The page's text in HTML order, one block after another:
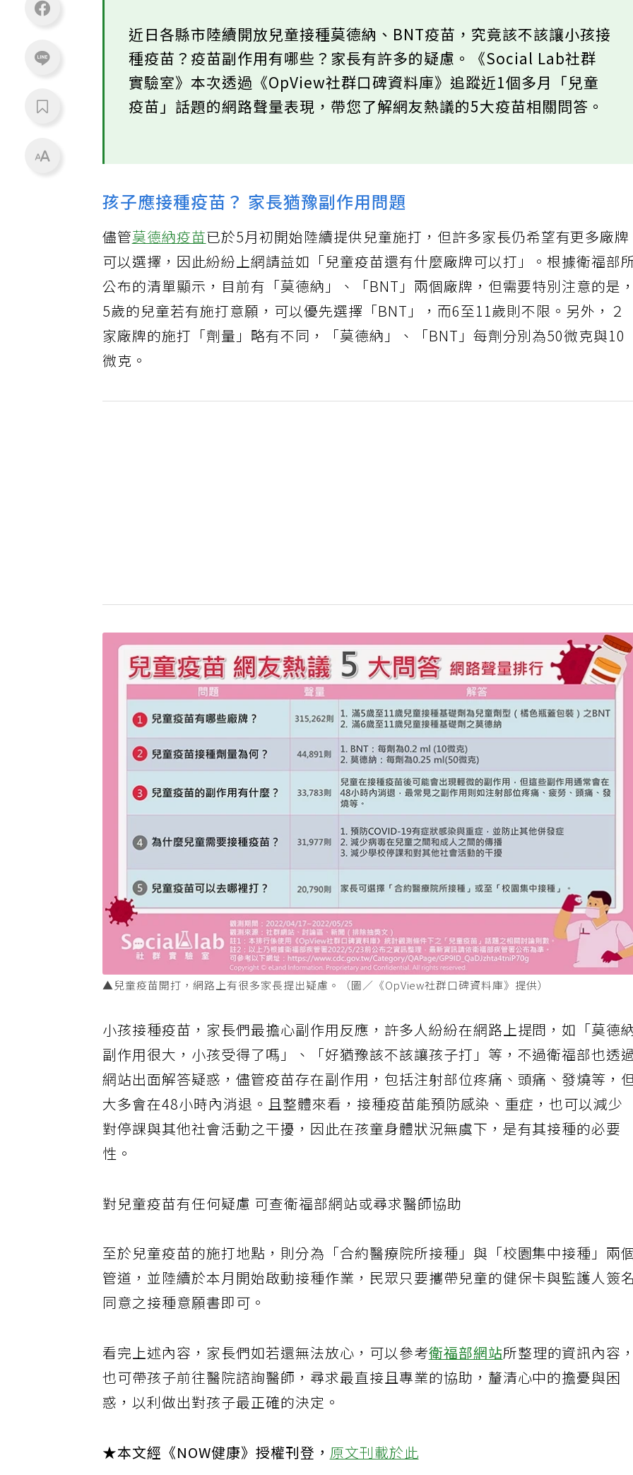
近日各縣市陸續開放兒童接種莫德納、BNT疫苗，究竟該不該讓小孩接
種疫苗？疫苗副作用有哪些？家長有許多的疑慮。《Social Lab社群
實驗室》本次透過《OpView社群口碑資料庫》追蹤近1個多月「兒童
疫苗」話題的網路聲量表現，帶您了解網友熱議的5大疫苗相關問答。
孩子應接種疫苗？ 家長猶豫副作用問題
儘管莫德納疫苗已於5月初開始陸續提供兒童施打，但許多家長仍希望有更多廠牌
可以選擇，因此紛紛上網請益如「兒童疫苗還有什麼廠牌可以打」。根據衛福部所
公布的清單顯示，目前有「莫德納」、「BNT」兩個廠牌，但需要特別注意的是，
5歲的兒童若有施打意願，可以優先選擇「BNT」，而6至11歲則不限。另外，２
家廠牌的施打「劑量」略有不同，「莫德納」、「BNT」每劑分別為50微克與10
微克。
▲兒童疫苗開打，網路上有很多家長提出疑慮。（圖／《OpView社群口碑資料庫》提供）
小孩接種疫苗，家長們最擔心副作用反應，許多人紛紛在網路上提問，如「莫德
副作用很大，小孩受得了嗎」、「好猶豫該不該讓孩子打」等，不過衛福部也透
網站出面解答疑惑，儘管疫苗存在副作用，包括注射部位疼痛、頭痛、發燒等，
大多會在48小時內消退。且整體來看，接種疫苗能預防感染、重症，也可以減少
對停課與其他社會活動之干擾，因此在孩童身體狀況無虞下，是有其接種的必要
性。
對兒童疫苗有任何疑慮 可查衛福部網站或尋求醫師協助
至於兒童疫苗的施打地點，則分為「合約醫療院所接種」與「校園集中接種」兩
管道，並陸續於本月開始啟動接種作業，民眾只要攜帶兒童的健保卡與監護人簽名
同意之接種意願書即可。
看完上述內容，家長們如若還無法放心，可以參考衛福部網站所整理的資訊內容，
也可帶孩子前往醫院諮詢醫師，尋求最直接且專業的協助，釐清心中的擔憂與困
惑，以利做出對孩子最正確的決定。
★本文經《NOW健康》授權刊登，原文刊載於此